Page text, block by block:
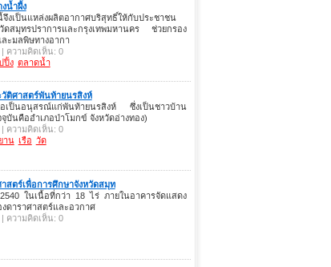
น้ำผึ้ง
งเป็นแหล่งผลิตอากาศบริสุทธิ์ให้กับประชาชน
ดสมุทรปราการและกรุงเทพมหานคร ช่วยกรอง
ะมลพิษทางอากา
| ความคิดเห็น: 0
ปิ้ง ตลาดน้ำ
ติศาสตร์พันท้ายนรสิงห์
อเป็นอนุสรณ์แก่พันท้ายนรสิงห์ ซึ่งเป็นชาวบ้าน
บันคืออำเภอป่าโมกข์ จังหวัดอ่างทอง)
| ความคิดเห็น: 0
าน เรือ วัด
สตร์เพื่อการศึกษาจังหวัดสมุท
ในเนื้อที่กว่า 18 ไร่ ภายในอาคารจัดแสดง
งดาราศาสตร์และอวกาศ
| ความคิดเห็น: 0